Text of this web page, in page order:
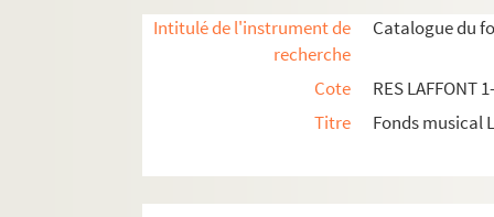
Intitulé de l'instrument de
recherche
Catalogue du
Cote
RES LAFFONT
Titre
Fonds musical